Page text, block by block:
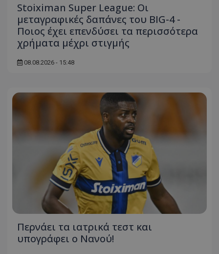
Stoiximan Super League: Οι
μεταγραφικές δαπάνες του BIG-4 -
Ποιος έχει επενδύσει τα περισσότερα
χρήματα μέχρι στιγμής
08.08.2026 - 15:48
Περνάει τα ιατρικά τεστ και
υπογράφει ο Νανού!